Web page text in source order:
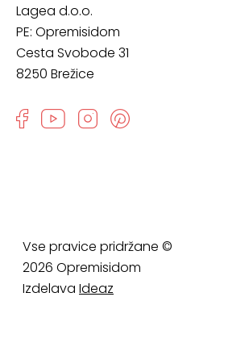
Lagea d.o.o.
PE: Opremisidom
Cesta Svobode 31
8250 Brežice
Vse pravice pridržane ©
2026 Opremisidom
Izdelava Ideaz